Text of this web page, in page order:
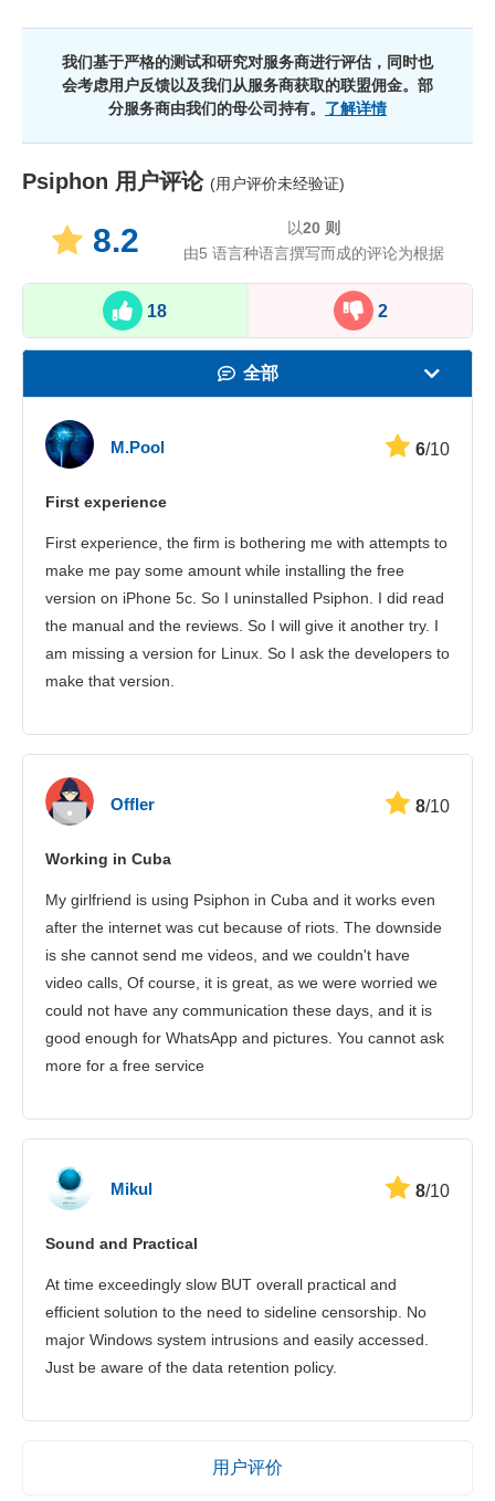
我们基于严格的测试和研究对服务商进行评估，同时也
会考虑用户反馈以及我们从服务商获取的联盟佣金。部
分服务商由我们的母公司持有。 了解详情
Psiphon 用户评论 (用户评价未经验证)
8.2 以20 则
由5 语言种语言撰写而成的评论为根据
18 2
全部
客服
M.Pool 6/10
First experience
First experience, the firm is bothering me with attempts to
make me pay some amount while installing the free
version on iPhone 5c. So I uninstalled Psiphon. I did read
the manual and the reviews. So I will give it another try. I
am missing a version for Linux. So I ask the developers to
make that version.
Offler 8/10
Working in Cuba
My girlfriend is using Psiphon in Cuba and it works even
after the internet was cut because of riots. The downside
is she cannot send me videos, and we couldn't have
video calls, Of course, it is great, as we were worried we
could not have any communication these days, and it is
good enough for WhatsApp and pictures. You cannot ask
more for a free service
Mikul 8/10
Sound and Practical
At time exceedingly slow BUT overall practical and
efficient solution to the need to sideline censorship. No
major Windows system intrusions and easily accessed.
Just be aware of the data retention policy.
用户评价